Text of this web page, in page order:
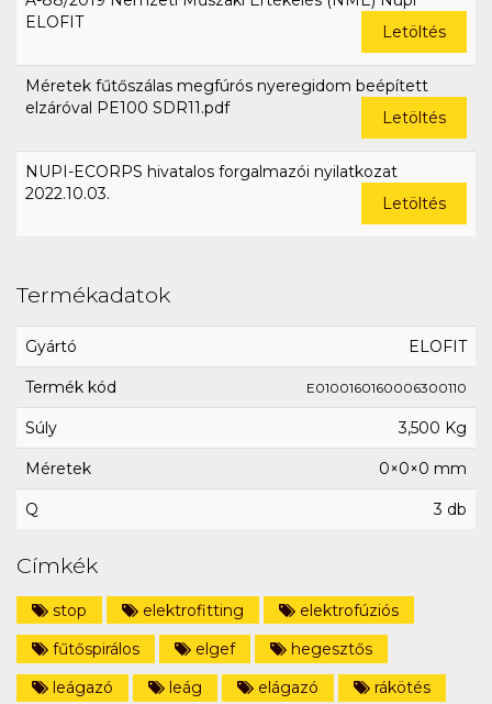
ELOFIT
Letöltés
Méretek fűtőszálas megfúrós nyeregidom beépített
elzáróval PE100 SDR11.pdf
Letöltés
NUPI-ECORPS hivatalos forgalmazói nyilatkozat
2022.10.03.
Letöltés
Termékadatok
Gyártó ELOFIT
Termék kód E0100160160006300110
Súly 3,500 Kg
Méretek 0×0×0 mm
Q 3 db
Címkék
stop elektrofitting
elektrofúziós
fűtőspirálos
elgef
hegesztős
leágazó
leág elágazó
rákötés